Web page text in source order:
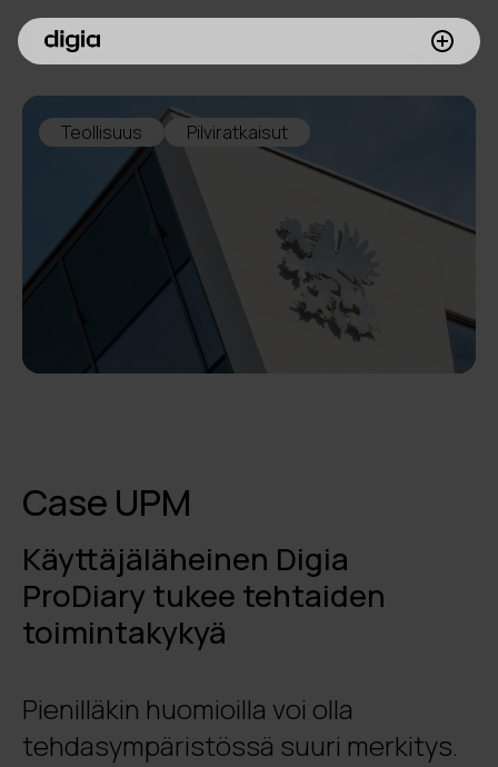
Palvelumme
Asiakkaamme
Inspiroidu
Digia yrityksenä
Sijoittajille
Meille töihin
Teollisuus Pilviratkaisut
Case UPM
Käyttäjäläheinen Digia
ProDiary tukee tehtaiden
toimintakykyä
Pienilläkin huomioilla voi olla
tehdasympäristössä suuri merkitys.